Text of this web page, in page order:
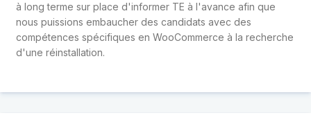
à long terme sur place d'informer TE à l'avance afin que
nous puissions embaucher des candidats avec des
compétences spécifiques en WooCommerce à la recherche
d'une réinstallation.